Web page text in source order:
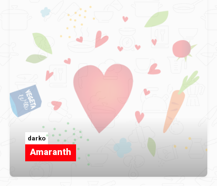
darko
Amaranth